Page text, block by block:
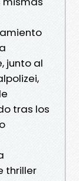
junto al
tras los
thriller